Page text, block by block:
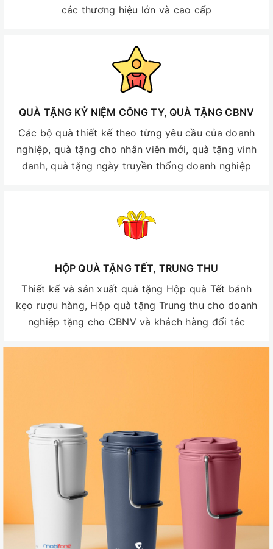
các thương hiệu lớn và cao cấp
QUÀ TẶNG KỶ NIỆM CÔNG TY, QUÀ TẶNG CBNV
Các bộ quà thiết kế theo từng yêu cầu của doanh
nghiệp, quà tặng cho nhân viên mới, quà tặng vinh
danh, quà tặng ngày truyền thống doanh nghiệp
HỘP QUÀ TẶNG TẾT, TRUNG THU
Thiết kế và sản xuất quà tặng Hộp quà Tết bánh
kẹo rượu hàng, Hộp quà tặng Trung thu cho doanh
nghiệp tặng cho CBNV và khách hàng đối tác